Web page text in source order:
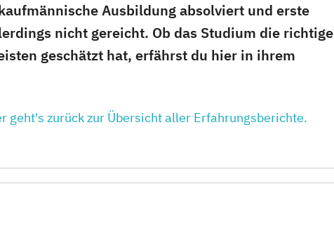
Ausbildung absolviert und erste
nicht gereicht. Ob das Studium die richtige
geschätzt hat, erfährst du hier in ihrem
geht's zurück zur Übersicht aller Erfahrungsberichte.